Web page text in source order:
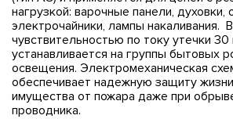
нагрузкой: варочные панели, духовки,
электрочайники, лампы накаливания.
чувствительностью по току утечки
устанавливается на группы бытовых
освещения. Электромеханическая
обеспечивает надежную защиту
имущества от пожара даже при
проводника.